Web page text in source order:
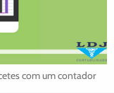
com um contador